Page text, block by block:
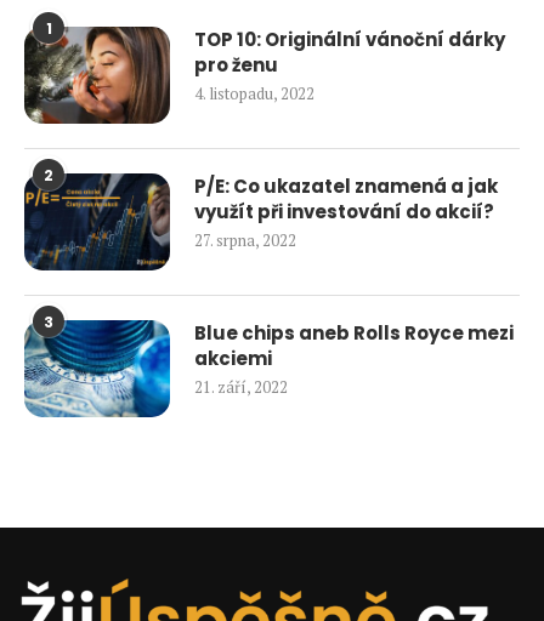
1
TOP 10: Originální vánoční dárky
pro ženu
4. listopadu, 2022
2
P/E: Co ukazatel znamená a jak
využít při investování do akcií?
27. srpna, 2022
3
Blue chips aneb Rolls Royce mezi
akciemi
21. září, 2022